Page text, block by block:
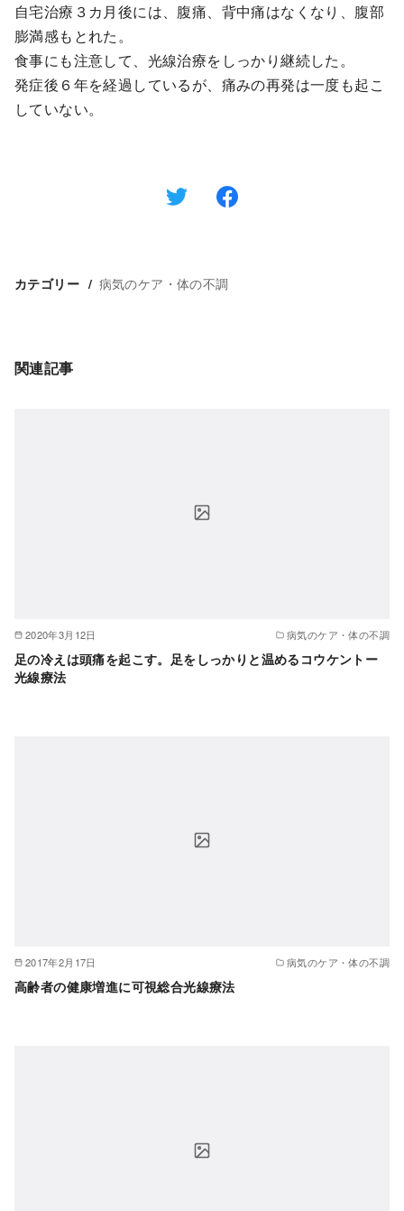
自宅治療３カ月後には、腹痛、背中痛はなくなり、腹部
膨満感もとれた。
食事にも注意して、光線治療をしっかり継続した。
発症後６年を経過しているが、痛みの再発は一度も起こ
していない。
カテゴリー 病気のケア・体の不調
関連記事
2020年3月12日 病気のケア・体の不調
足の冷えは頭痛を起こす。足をしっかりと温めるコウケントー
光線療法
2017年2月17日 病気のケア・体の不調
高齢者の健康増進に可視総合光線療法